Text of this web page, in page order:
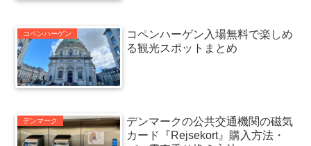
コペンハーゲン
コペンハーゲン入場無料で楽しめ
る観光スポットまとめ
デンマーク
デンマークの公共交通機関の磁気
カード『Rejsekort』購入方法・